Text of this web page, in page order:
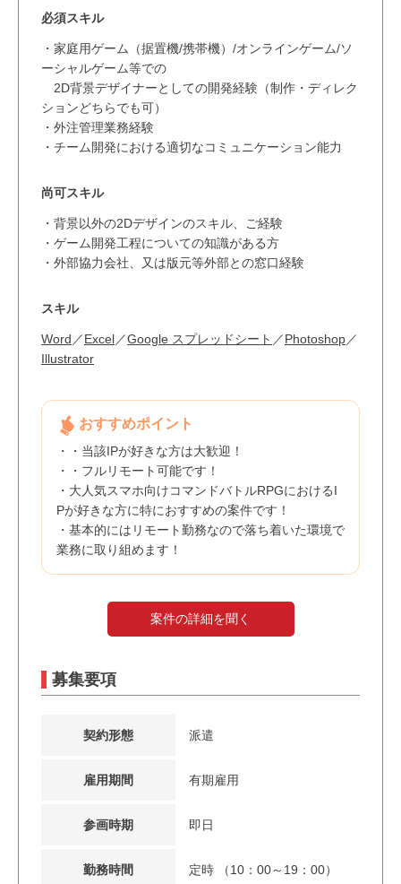
必須スキル
・家庭用ゲーム（据置機/携帯機）/オンラインゲーム/ソ
ーシャルゲーム等での
2D背景デザイナーとしての開発経験（制作・ディレク
ションどちらでも可）
・外注管理業務経験
・チーム開発における適切なコミュニケーション能力
尚可スキル
・背景以外の2Dデザインのスキル、ご経験
・ゲーム開発工程についての知識がある方
・外部協力会社、又は版元等外部との窓口経験
スキル
Word ／Excel／Google スプレッドシート ／Photoshop／
Illustrator
おすすめポイント
・・当該IPが好きな方は大歓迎！
・・フルリモート可能です！
・大人気スマホ向けコマンドバトルRPGにおけるI
Pが好きな方に特におすすめの案件です！
・基本的にはリモート勤務なので落ち着いた環境で
業務に取り組めます！
案件の詳細を聞く
募集要項
契約形態 派遣
雇用期間 有期雇用
参画時期 即日
勤務時間 定時 （10：00～19：00）